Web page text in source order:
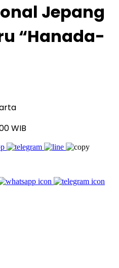
Jepang
“Hanada-
WIB